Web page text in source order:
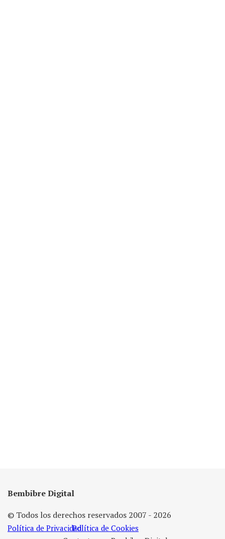
Bembibre Digital
© Todos los derechos reservados 2007 - 2026
Política de PrivacidadPolítica de Cookies